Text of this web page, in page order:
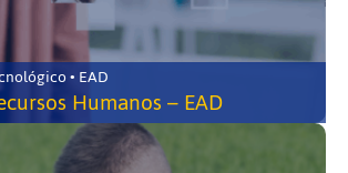
• EAD
Humanos – EAD